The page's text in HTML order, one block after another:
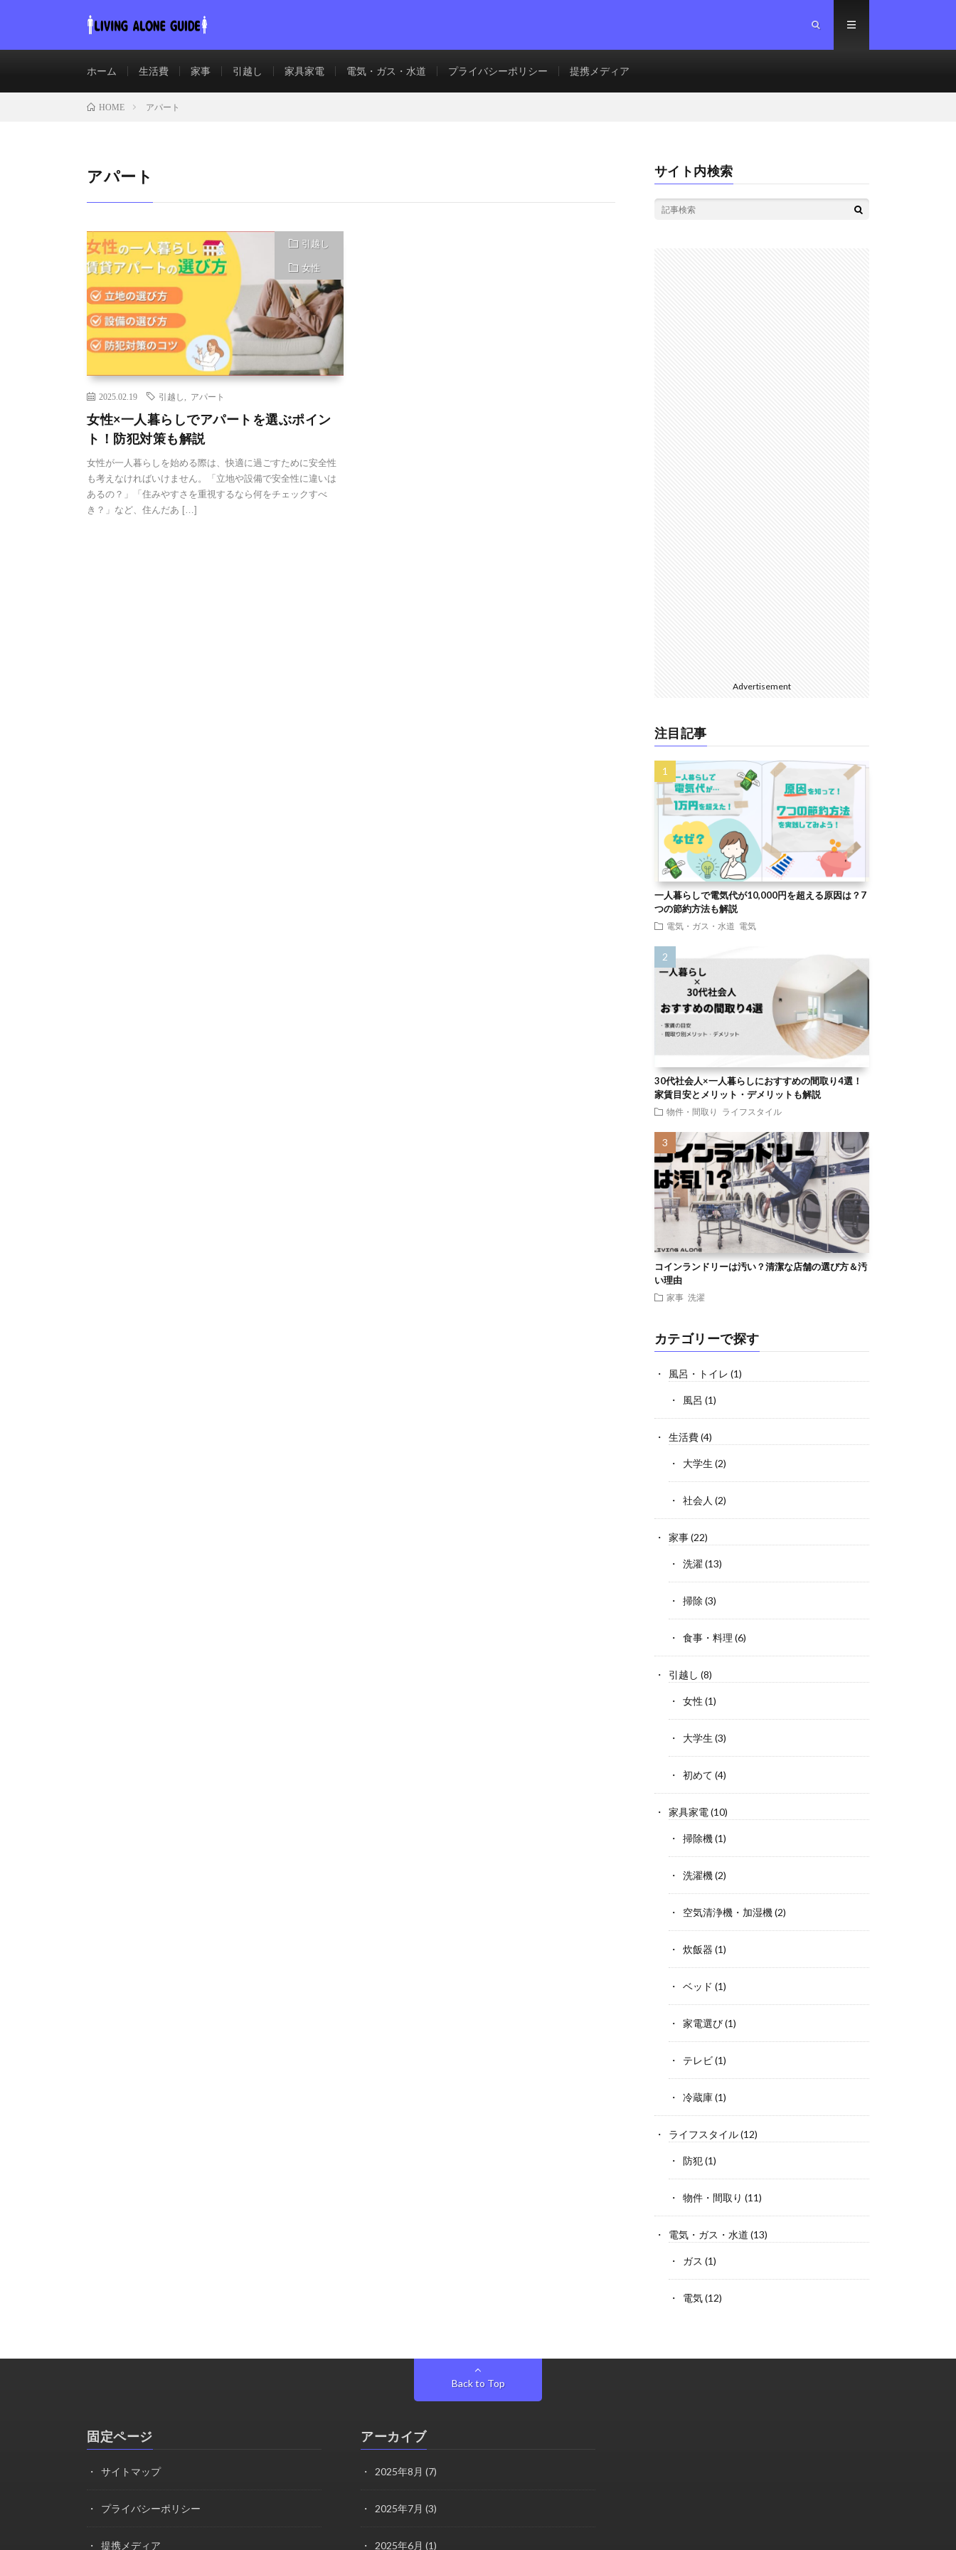
ホーム 生活費 家事 引越し 家具家電 電気・ガス・水道 プライバシーポリシー 提携メディア
HOME アパート
アパート
引越し
女性
2025.02.19 引越し アパート
女性×一人暮らしでアパートを選ぶポイン
ト！防犯対策も解説
女性が一人暮らしを始める際は、快適に過ごすために安全性
も考えなければいけません。「立地や設備で安全性に違いは
あるの？」「住みやすさを重視するなら何をチェックすべ
き？」など、住んだあ […]
サイト内検索
Advertisement
注目記事
一人暮らしで電気代が10,000円を超える原因は？7
つの節約方法も解説
電気・ガス・水道 電気
30代社会人×一人暮らしにおすすめの間取り4選！
家賃目安とメリット・デメリットも解説
物件・間取り ライフスタイル
コインランドリーは汚い？清潔な店舗の選び方＆汚
い理由
家事 洗濯
カテゴリーで探す
風呂・トイレ (1)
風呂 (1)
生活費(4)
大学生 (2)
社会人 (2)
家事(22)
洗濯 (13)
掃除 (3)
食事・料理 (6)
引越し (8)
女性 (1)
大学生 (3)
初めて (4)
家具家電(10)
掃除機(1)
洗濯機(2)
空気清浄機・加湿機(2)
炊飯器 (1)
ベッド (1)
家電選び(1)
テレビ(1)
冷蔵庫(1)
ライフスタイル(12)
防犯(1)
物件・間取り (11)
電気・ガス・水道 (13)
ガス (1)
電気(12)
Back to Top
固定ページ
サイトマップ
プライバシーポリシー
提携メディア
アーカイブ
2025年8月 (7)
2025年7月 (3)
2025年6月 (1)